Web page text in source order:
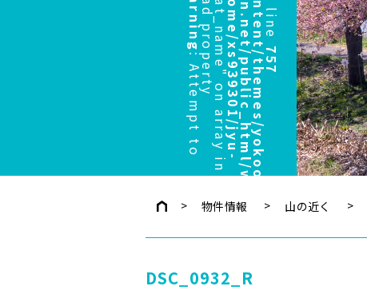
Warning
:
A
t
t
e
m
p
t
t
o
r
e
a
d
p
r
o
p
e
r
t
y
"
c
a
t
_
n
a
m
e
"
o
n
a
r
r
a
y
i
n/
h
o
m
e
/
x
s
9
3
9
3
0
1
/
j
y
u
-
h
a
n
.
n
e
t
/
p
u
b
l
i
c
_
h
t
m
l
/
w
p
/
w
p
-
c
o
n
t
e
n
t
/
t
h
e
m
e
s
/
y
o
k
o
o
/
h
e
a
d
e
r
.
p
hpon line
757
物件情報 山の近く
DSC_0932_R